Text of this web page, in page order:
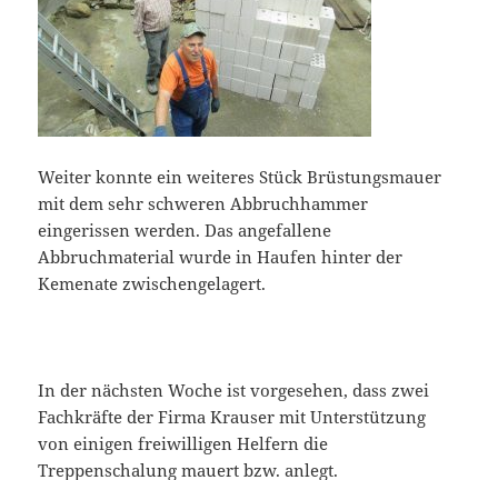
Weiter konnte ein weiteres Stück Brüstungsmauer
mit dem sehr schweren Abbruchhammer
eingerissen werden. Das angefallene
Abbruchmaterial wurde in Haufen hinter der
Kemenate zwischengelagert.
In der nächsten Woche ist vorgesehen, dass zwei
Fachkräfte der Firma Krauser mit Unterstützung
von einigen freiwilligen Helfern die
Treppenschalung mauert bzw. anlegt.